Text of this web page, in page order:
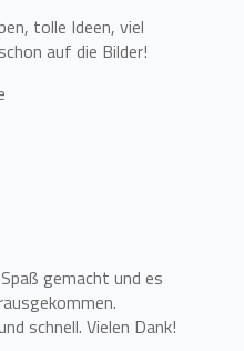
tolle Ideen, viel
auf die Bilder!
gemacht und es
schnell. Vielen Dank!